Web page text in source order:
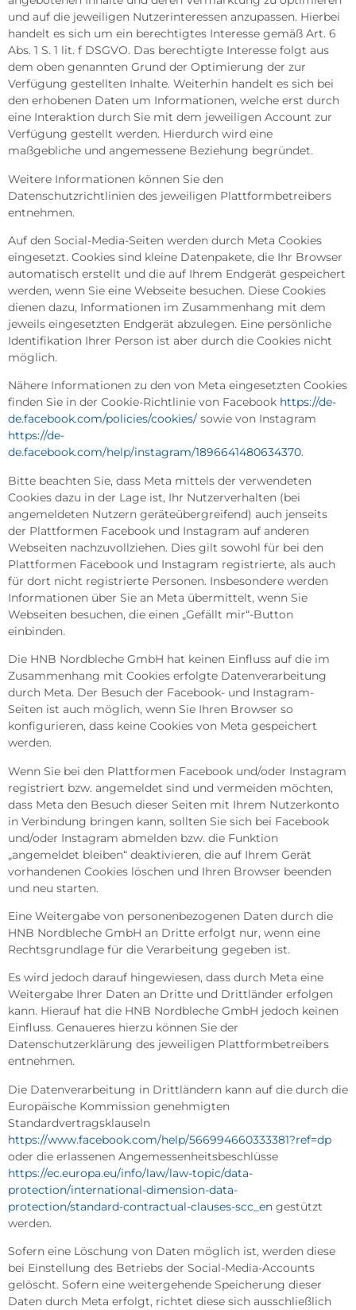
und auf die jeweiligen Nutzerinteressen anzupassen. Hierbei
handelt es sich um ein berechtigtes Interesse gemäß Art. 6
Abs. 1 S. 1 lit. f DSGVO. Das berechtigte Interesse folgt aus
dem oben genannten Grund der Optimierung der zur
Verfügung gestellten Inhalte. Weiterhin handelt es sich bei
den erhobenen Daten um Informationen, welche erst durch
eine Interaktion durch Sie mit dem jeweiligen Account zur
Verfügung gestellt werden. Hierdurch wird eine
maßgebliche und angemessene Beziehung begründet.
Weitere Informationen können Sie den
Datenschutzrichtlinien des jeweiligen Plattformbetreibers
entnehmen.
Auf den Social-Media-Seiten werden durch Meta Cookies
eingesetzt. Cookies sind kleine Datenpakete, die Ihr Browser
automatisch erstellt und die auf Ihrem Endgerät gespeichert
werden, wenn Sie eine Webseite besuchen. Diese Cookies
dienen dazu, Informationen im Zusammenhang mit dem
jeweils eingesetzten Endgerät abzulegen. Eine persönliche
Identifikation Ihrer Person ist aber durch die Cookies nicht
möglich.
Nähere Informationen zu den von Meta eingesetzten Cookies
finden Sie in der Cookie-Richtlinie von Facebook https://de-
de.facebook.com/policies/cookies/ sowie von Instagram
https://de-
de.facebook.com/help/instagram/1896641480634370.
Bitte beachten Sie, dass Meta mittels der verwendeten
Cookies dazu in der Lage ist, Ihr Nutzerverhalten (bei
angemeldeten Nutzern geräteübergreifend) auch jenseits
der Plattformen Facebook und Instagram auf anderen
Webseiten nachzuvollziehen. Dies gilt sowohl für bei den
Plattformen Facebook und Instagram registrierte, als auch
für dort nicht registrierte Personen. Insbesondere werden
Informationen über Sie an Meta übermittelt, wenn Sie
Webseiten besuchen, die einen „Gefällt mir“-Button
einbinden.
Die HNB Nordbleche GmbH hat keinen Einfluss auf die im
Zusammenhang mit Cookies erfolgte Datenverarbeitung
durch Meta. Der Besuch der Facebook- und Instagram-
Seiten ist auch möglich, wenn Sie Ihren Browser so
konfigurieren, dass keine Cookies von Meta gespeichert
werden.
Wenn Sie bei den Plattformen Facebook und/oder Instagram
registriert bzw. angemeldet sind und vermeiden möchten,
dass Meta den Besuch dieser Seiten mit Ihrem Nutzerkonto
in Verbindung bringen kann, sollten Sie sich bei Facebook
und/oder Instagram abmelden bzw. die Funktion
„angemeldet bleiben“ deaktivieren, die auf Ihrem Gerät
vorhandenen Cookies löschen und Ihren Browser beenden
und neu starten.
Eine Weitergabe von personenbezogenen Daten durch die
HNB Nordbleche GmbH an Dritte erfolgt nur, wenn eine
Rechtsgrundlage für die Verarbeitung gegeben ist.
Es wird jedoch darauf hingewiesen, dass durch Meta eine
Weitergabe Ihrer Daten an Dritte und Drittländer erfolgen
kann. Hierauf hat die HNB Nordbleche GmbH jedoch keinen
Einfluss. Genaueres hierzu können Sie der
Datenschutzerklärung des jeweiligen Plattformbetreibers
entnehmen.
Die Datenverarbeitung in Drittländern kann auf die durch die
Europäische Kommission genehmigten
Standardvertragsklauseln
https://www.facebook.com/help/566994660333381?ref=dp
oder die erlassenen Angemessenheitsbeschlüsse
https://ec.europa.eu/info/law/law-topic/data-
protection/international-dimension-data-
protection/standard-contractual-clauses-scc_en gestützt
werden.
Sofern eine Löschung von Daten möglich ist, werden diese
bei Einstellung des Betriebs der Social-Media-Accounts
gelöscht. Sofern eine weitergehende Speicherung dieser
Daten durch Meta erfolgt, richtet diese sich ausschließlich